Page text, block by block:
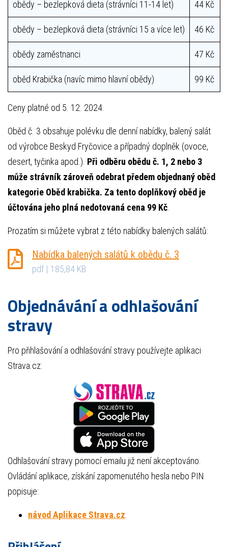
obědy – bezlepková dieta (strávníci 11-14 let) 44 Kč
obědy – bezlepková dieta (strávníci 15 a více let) 46 Kč
obědy zaměstnanci 47 Kč
oběd Krabička (navíc mimo hlavní obědy) 99 Kč
Ceny platné od 5. 12. 2024.
Oběd č. 3 obsahuje polévku dle denní nabídky, balený salát
od výrobce Beskyd Fryčovice a případný doplněk (ovoce,
desert, tyčinka apod.). Při odběru obědu č. 1, 2 nebo 3
může strávník zároveň odebrat předem objednaný oběd
kategorie Oběd krabička. Za tento doplňkový oběd je
účtována jeho plná nedotovaná cena 99 Kč.
Prozatím si můžete vybrat z této nabídky balených salátů:
Nabídka balených salátů k obědu č. 3
pdf | 185,84 KB
Objednávání a odhlašování
stravy
Pro přihlašování a odhlašování stravy používejte aplikaci
Strava.cz:
Odhlašování stravy pomocí emailu již není akceptováno.
Ovládání aplikace, získání zapomenutého hesla nebo PIN
popisuje:
návod Aplikace Strava.cz.